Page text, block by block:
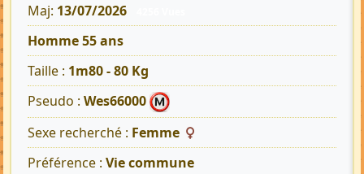
Maj: 13/07/2026
Homme 55 ans
Taille : 1m80 - 80 Kg
Pseudo : Wes66000
Sexe recherché : Femme
Préférence : Vie commune